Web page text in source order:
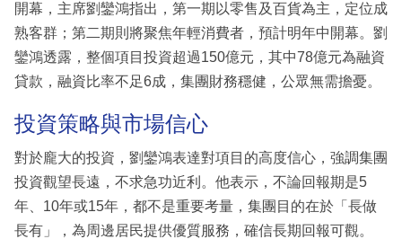
開幕，主席劉鑾鴻指出，第一期以零售及百貨為主，定位成
熟客群；第二期則將聚焦年輕消費者，預計明年中開幕。劉
鑾鴻透露，整個項目投資超過150億元，其中78億元為融資
貸款，融資比率不足6成，集團財務穩健，公眾無需擔憂。
投資策略與市場信心
對於龐大的投資，劉鑾鴻表達對項目的高度信心，強調集團
投資觀望長遠，不求急功近利。他表示，不論回報期是5
年、10年或15年，都不是重要考量，集團目的在於「長做
長有」，為周邊居民提供優質服務，確信長期回報可觀。